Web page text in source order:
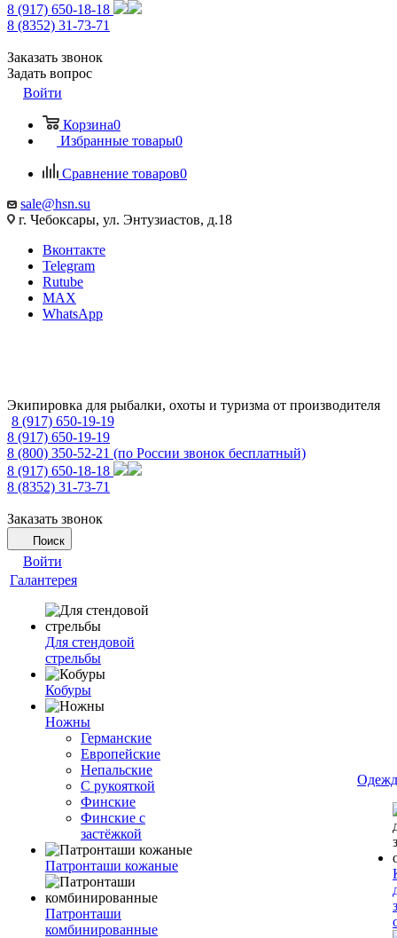
8 (917) 650-18-18
8 (8352) 31-73-71
Заказать звонок
Задать вопрос
Войти
Корзина0
Избранные товары0
Сравнение товаров0
sale@hsn.su
г. Чебоксары, ул. Энтузиастов, д.18
Вконтакте
Telegram
Rutube
MAX
WhatsApp
Экипировка для рыбалки, охоты и туризма от производителя
8 (917) 650-19-19
8 (917) 650-19-19
8 (800) 350-52-21 (по России звонок бесплатный)
8 (917) 650-18-18
8 (8352) 31-73-71
Заказать звонок
Поиск
Войти
Галантерея
Для стендовой
стрельбы
Кобуры
Ножны
Германские
Европейские
Непальские
С рукояткой
Финские
Финские с
застёжкой
Патронташи кожаные
Патронташи
комбинированные